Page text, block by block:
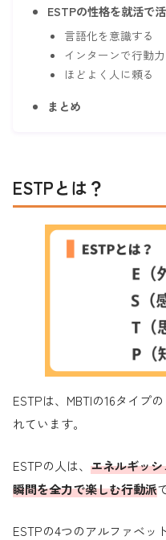
ESTPの性格を就活で
言語化を意識する
インターンで行動
ほどよく人に頼る
まとめ
ESTPとは？
ESTPは、MBTIの16タイプ
れています。
ESTPの人は、 エネルギッ
瞬間を全力で楽しむ行動派
ESTPの4つのアルファベッ